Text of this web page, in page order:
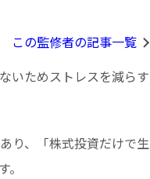
この監修者の記事一覧
いためストレスを減らす
り、「株式投資だけで生